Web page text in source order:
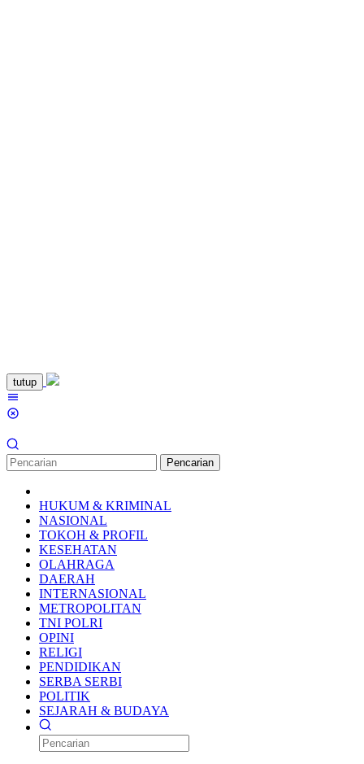
Loncat
ke
konten
tutup
Pencarian
HUKUM & KRIMINAL
NASIONAL
TOKOH & PROFIL
KESEHATAN
OLAHRAGA
DAERAH
INTERNASIONAL
METROPOLITAN
TNI POLRI
OPINI
RELIGI
PENDIDIKAN
SERBA SERBI
POLITIK
SEJARAH & BUDAYA